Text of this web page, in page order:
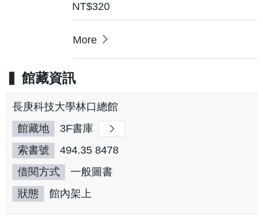
NT$320
More
館藏資訊
長庚科技大學林口總館
館藏地
3F書庫
索書號
494.35 8478
借閱方式
一般圖書
狀態
館內架上